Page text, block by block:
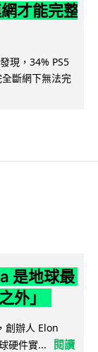
才能完整
現，34% PS5
斷網下無法完
是地球最
外」
創辦人 Elon
硬件實...
閱讀